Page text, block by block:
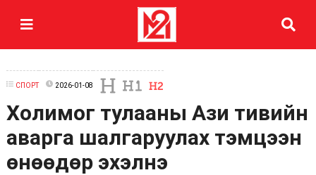
СПОРТ 2026-01-08
Холимог тулааны Ази тивийн
аварга шалгаруулах тэмцээн
өнөөдөр эхэлнэ